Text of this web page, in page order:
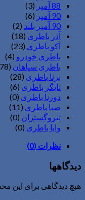
88 آمپر
(3)
90 آمپر
(6)
90 آمپر بلند
(2)
آذر باطری (18)
آکو باطری (23)
باطری خودرو (4)
باطری سپاهان (78)
برنا باطری (28)
تایگر باطری (6)
دورنا باطری (0)
صبا باطری (11)
نیروگستران (0)
وایا باطری (0)
نظرات (0)
دیدگاهها
هیچ دیدگاهی برای این